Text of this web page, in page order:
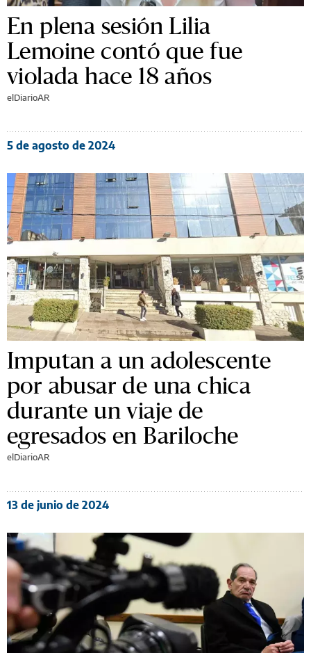
En plena sesión Lilia
Lemoine contó que fue
violada hace 18 años
elDiarioAR
5 de agosto de 2024
Imputan a un adolescente
por abusar de una chica
durante un viaje de
egresados en Bariloche
elDiarioAR
13 de junio de 2024